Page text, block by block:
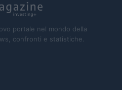
portale nel mondo della
confronti e statistiche.